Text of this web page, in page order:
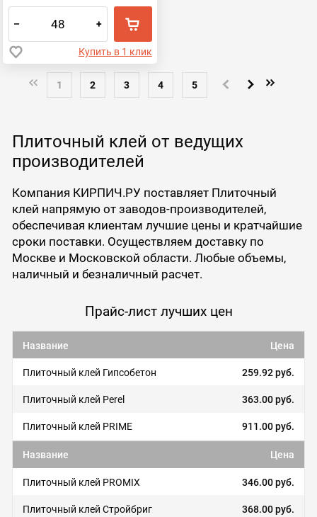
– +
Купить в 1 клик
1 2 3 4 5
Плиточный клей от ведущих
производителей
Компания КИРПИЧ.РУ поставляет Плиточный
клей напрямую от заводов-производителей,
обеспечивая клиентам лучшие цены и кратчайшие
сроки поставки. Осуществляем доставку по
Москве и Московской области. Любые объемы,
наличный и безналичный расчет.
Прайс-лист лучших цен
Название Цена
Плиточный клей Гипсобетон 259.92 руб.
Плиточный клей Perel 363.00 руб.
Плиточный клей PRIME 911.00 руб.
Название Цена
Плиточный клей PROMIX 346.00 руб.
Плиточный клей Стройбриг 368.00 руб.